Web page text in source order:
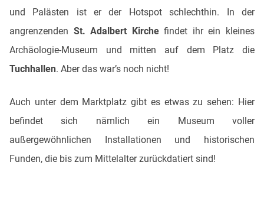
und Palästen ist er der Hotspot schlechthin. In der
angrenzenden St. Adalbert Kirchefindet ihr ein kleines
Archäologie-Museum und mitten auf dem Platz die
Tuchhallen. Aber das war’s noch nicht!
Auch unter dem Marktplatz gibt es etwas zu sehen: Hier
befindet sich nämlich ein Museum voller
außergewöhnlichen Installationen und historischen
Funden, die bis zum Mittelalter zurückdatiert sind!